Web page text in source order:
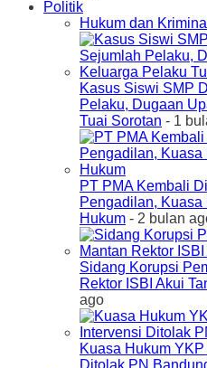
Politik
Hukum dan Kriminal
Kasus Siswi SMP
Pelaku, Dugaan
Tuai Sorotan - 1
PT PMA Kembali
Pengadilan,
Hukum - 2 bulan
Sidang Korupsi
Rektor ISBI Akui
ago
Kuasa Hukum
Ditolak PN